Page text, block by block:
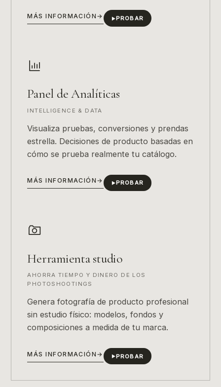
MÁS INFORMACIÓN → ▶PROBAR
Panel de Analíticas
INTELLIGENCE & DATA
Visualiza pruebas, conversiones y prendas
estrella. Decisiones de producto basadas en
cómo se prueba realmente tu catálogo.
MÁS INFORMACIÓN → ▶PROBAR
Herramienta studio
AHORRA TIEMPO Y DINERO DE LOS
PHOTOSHOOTINGS
Genera fotografía de producto profesional
sin estudio físico: modelos, fondos y
composiciones a medida de tu marca.
MÁS INFORMACIÓN → ▶PROBAR